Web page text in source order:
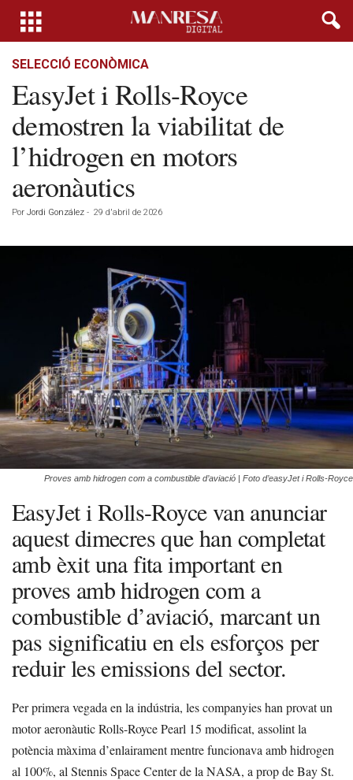
SELECCIÓ ECONÒMICA
EasyJet i Rolls-Royce
demostren la viabilitat de
l’hidrogen en motors
aeronàutics
Por Jordi González - 29 d'abril de 2026
Proves amb hidrogen com a combustible d’aviació | Foto d’easyJet i Rolls-Royce
EasyJet i Rolls-Royce van anunciar
aquest dimecres que han completat
amb èxit una fita important en
proves amb hidrogen com a
combustible d’aviació, marcant un
pas significatiu en els esforços per
reduir les emissions del sector.
Per primera vegada en la indústria, les companyies han provat un
motor aeronàutic Rolls-Royce Pearl 15 modificat, assolint la
potència màxima d’enlairament mentre funcionava amb hidrogen
al 100%, al Stennis Space Center de la NASA, a prop de Bay St.